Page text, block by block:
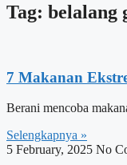
Tag: belalang
7 Makanan
Berani mencoba
Selengkapnya »
5 February, 2025 No